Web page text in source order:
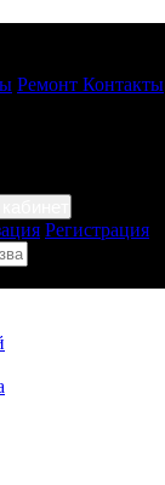
Ремонт Контакты
Регистрация